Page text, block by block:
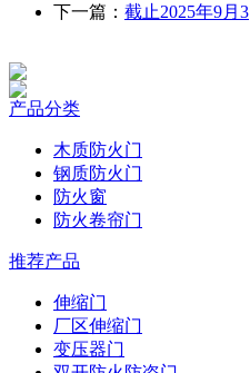
下一篇： 截止2025年9月3
产品分类
木质防火门
钢质防火门
防火窗
防火卷帘门
推荐产品
伸缩门
厂区伸缩门
变压器门